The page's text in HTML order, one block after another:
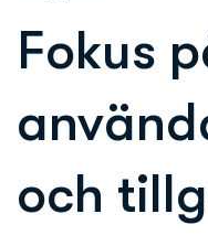
Fokus
och